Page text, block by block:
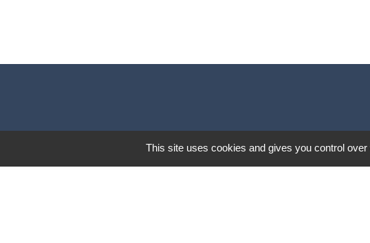
This site uses cookies and gives you control